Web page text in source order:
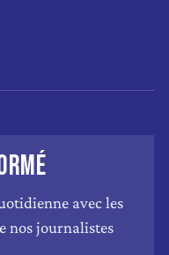
avec les
nos journalistes